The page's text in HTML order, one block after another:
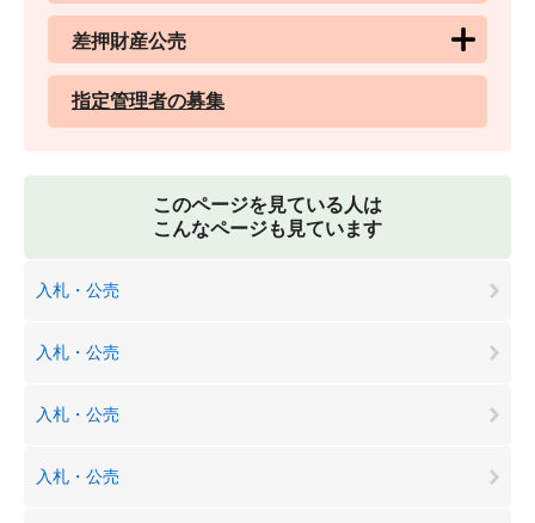
差押財産公売
指定管理者の募集
このページを見ている人は
こんなページも見ています
入札・公売
入札・公売
入札・公売
入札・公売